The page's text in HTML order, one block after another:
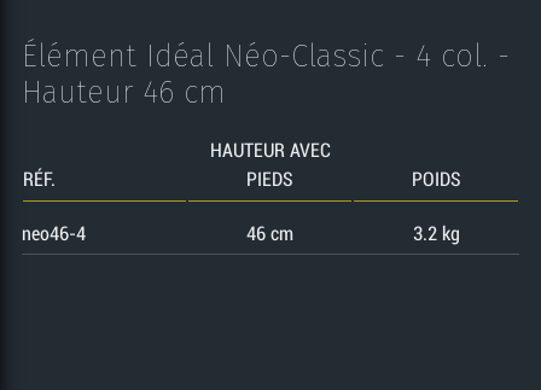
Élément Idéal Néo-Classic - 4 col. -
Hauteur 46 cm
RÉF.
HAUTEUR AVEC
PIEDS
POIDS
neo46-4 46 cm 3.2 kg